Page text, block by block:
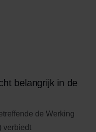
belangrijk in de
de Werking
verbiedt